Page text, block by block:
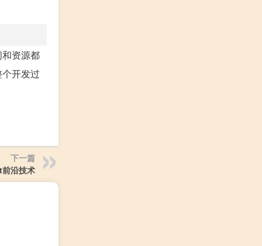
资源都
开发过
下一篇
沿技术